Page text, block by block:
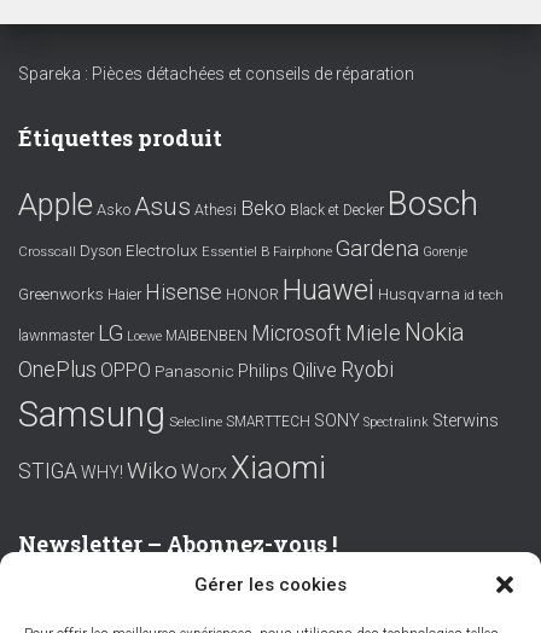
Gérer les cookies
Spareka : Pièces détachées et conseils de réparation
Étiquettes produit
Apple Asko Asus Athesi Beko Black et Decker Bosch
Crosscall Dyson Electrolux Essentiel B Fairphone Gardena Gorenje
Greenworks Haier Hisense HONOR Huawei Husqvarna id tech
lawnmaster LG Loewe MAIBENBEN Microsoft Miele Nokia
OnePlus OPPO Panasonic Philips Qilive Ryobi
Samsung Selecline SMARTTECH SONY Spectralink Sterwins
STIGAWHY! Wiko Worx Xiaomi
Newsletter – Abonnez-vous !
Prénom ou nom complet